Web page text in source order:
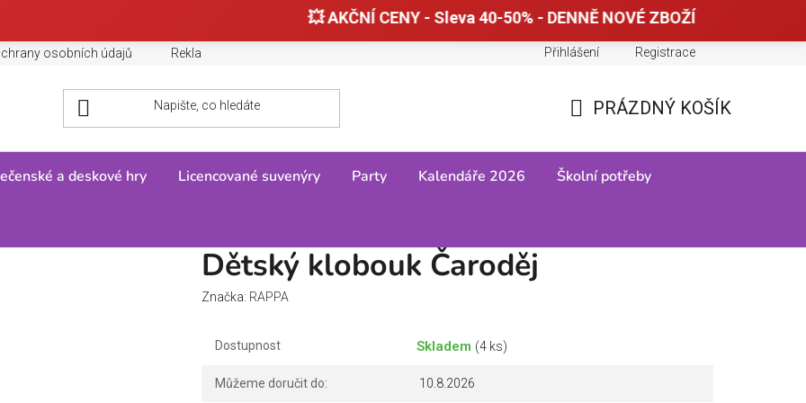
💥 AKČNÍ CENY - Sleva 40-50% - DENNĚ NOVÉ ZBOŽÍ
osobních údajů Reklamace, výměny a vrácení zboží Tabulky velikostí
Přihlášení Registrace
KOŠÍK
PRÁZDNÝ KOŠÍK
a deskové hry Licencované suvenýry Party Kalendáře 2026 Školní potřeby
Dětský klobouk Čaroděj
Značka: RAPPA
Dostupnost Skladem (4 ks)
Můžeme doručit do: 10.8.2026